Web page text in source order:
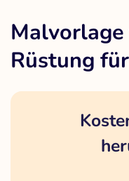
Rüstung